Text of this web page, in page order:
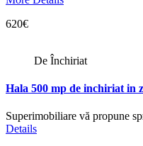
620€
De Închiriat
Hala 500 mp de inchiriat in
Superimobiliare vă propune
Details